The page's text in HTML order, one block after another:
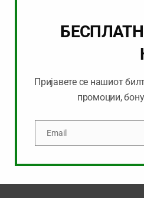
in this browser for the next time I
Пријавете се нашиот
промоции,
EmailEmail